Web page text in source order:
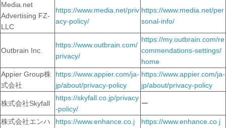
Media.net
Advertising FZ-
LLC
https://www.media.net/priv
acy-policy/
https://www.media.net/per
sonal-info/
Outbrain Inc.
https://www.outbrain.com/
privacy/
https://my.outbrain.com/re
commendations-settings/
home
Appier Group株
式会社
https://www.appier.com/ja-
jp/about/privacy-policy
https://www.appier.com/ja-
jp/about/privacy-policy
株式会社Skyfall
https://skyfall.co.jp/privacy
-policy/
ー
株式会社エンハ
https://www.enhance.co.j
https://www.enhance.co.j